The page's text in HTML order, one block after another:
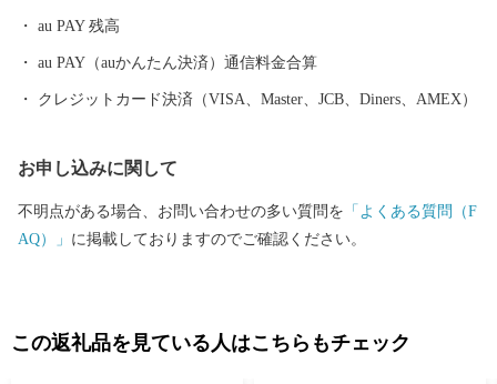
物などを生産する近郊農業、交通の利便性を生かした流通業、伝
統に培われた商工業、豊かな歴史と文化を資源とする観光など、
充実した都市機能を有しています。現在も、埼玉県南西部地域の
市像に、さまざまな施策を着実に進めていくことで、その実現に
向けて取り組んでいます。 川越市にゆかりのある方、川越市を
応援したい方 ご支援をよろしくお願いします。
au PAY 残高
au PAY（auかんたん決済）通信料金合算
クレジットカード決済（VISA、Master、JCB、Diners、AMEX）
お申し込みに関して
不明点がある場合、お問い合わせの多い質問を 「よくある質問（F
AQ）」 に掲載しておりますのでご確認ください。
この返礼品を見ている人はこちらもチェック